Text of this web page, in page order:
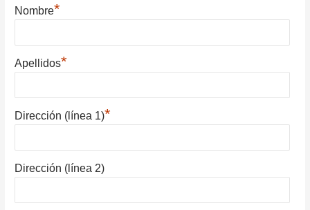
Nombre*
Apellidos*
Dirección (línea 1)*
Dirección (línea 2)